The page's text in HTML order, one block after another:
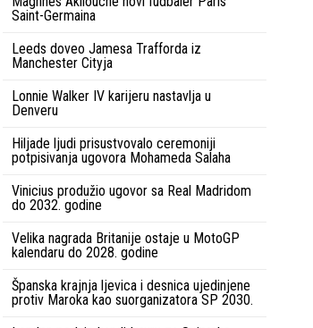
Saint-Germaina
Leeds doveo Jamesa Trafforda iz
Manchester Cityja
Lonnie Walker IV karijeru nastavlja u
Denveru
Hiljade ljudi prisustvovalo ceremoniji
potpisivanja ugovora Mohameda Salaha
Vinicius produžio ugovor sa Real Madridom
do 2032. godine
Velika nagrada Britanije ostaje u MotoGP
kalendaru do 2028. godine
Španska krajnja ljevica i desnica ujedinjene
protiv Maroka kao suorganizatora SP 2030.